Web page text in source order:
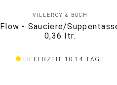
VILLEROY & BOCH
Flow - Sauciere/
0,36 ltr.
LIEFERZEIT 10-14 TAGE